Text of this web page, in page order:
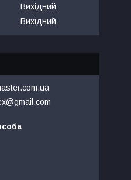
Вихідний
Вихідний